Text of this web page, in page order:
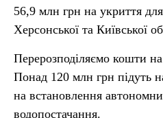
56,9 млн грн на укриття для
Херсонської та Київської
Перерозподіляємо кошти
Понад 120 млн грн підуть
на встановлення
водопостачання.